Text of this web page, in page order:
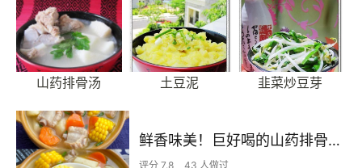
山药排骨汤 土豆泥 韭菜炒豆芽
鲜香味美！巨好喝的山药排骨汤！！
评分 7.8 43 人做过